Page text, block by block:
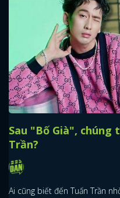
Sau "Bố Già", chúng
Trần?
Ai cũng biết đến Tuấn Trần